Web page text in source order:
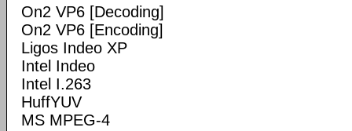
On2 VP6 [Decoding]
On2 VP6 [Encoding]
Ligos Indeo XP
Intel Indeo
Intel I.263
HuffYUV
MS MPEG-4